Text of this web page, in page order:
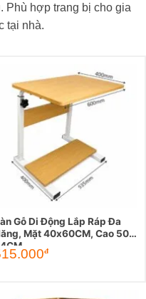
Phù hợp trang bị cho gia
tại nhà.
Gỗ Di Động Lắp Ráp Đa
Mặt 40x60CM, Cao 50-
đ